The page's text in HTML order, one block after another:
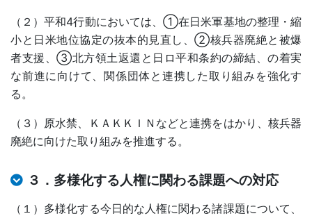
（２）平和4行動においては、①在日米軍基地の整理・縮
小と日米地位協定の抜本的見直し、②核兵器廃絶と被爆
者支援、③北方領土返還と日ロ平和条約の締結、の着実
な前進に向けて、関係団体と連携した取り組みを強化す
る。
（３）原水禁、ＫＡＫＫＩＮなどと連携をはかり、核兵器
廃絶に向けた取り組みを推進する。
３． 多様化する人権に関わる課題への対応
（１）多様化する今日的な人権に関わる諸課題について、